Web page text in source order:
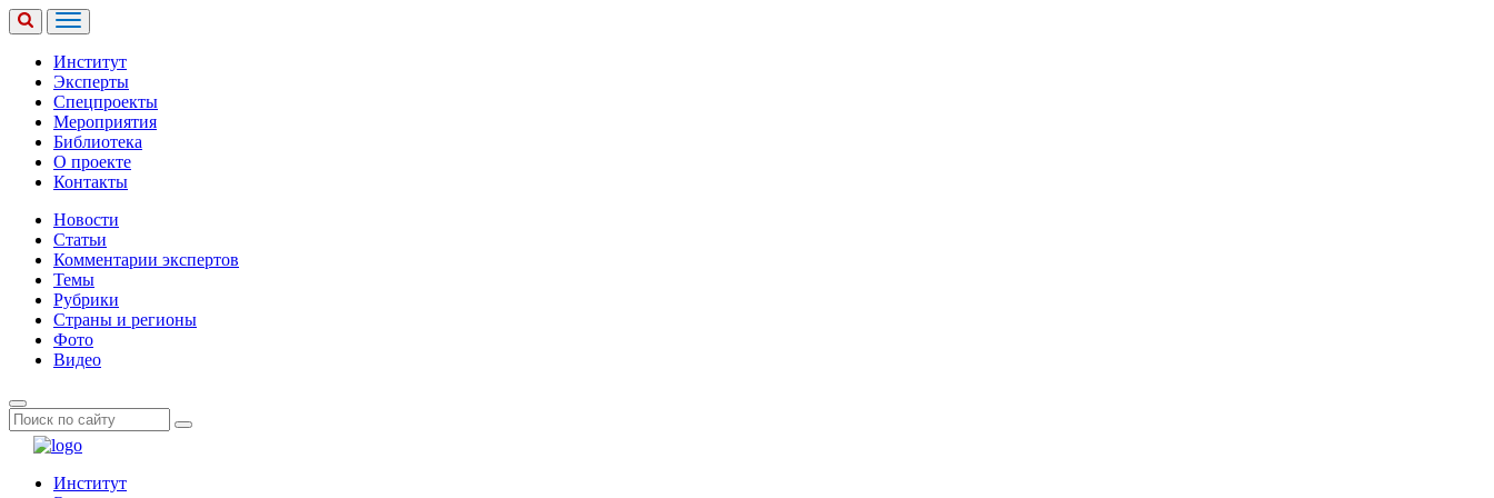
Институт
Эксперты
Спецпроекты
Мероприятия
Библиотека
О проекте
Контакты
Новости
Статьи
Комментарии экспертов
Темы
Рубрики
Страны и регионы
Фото
Видео
Институт